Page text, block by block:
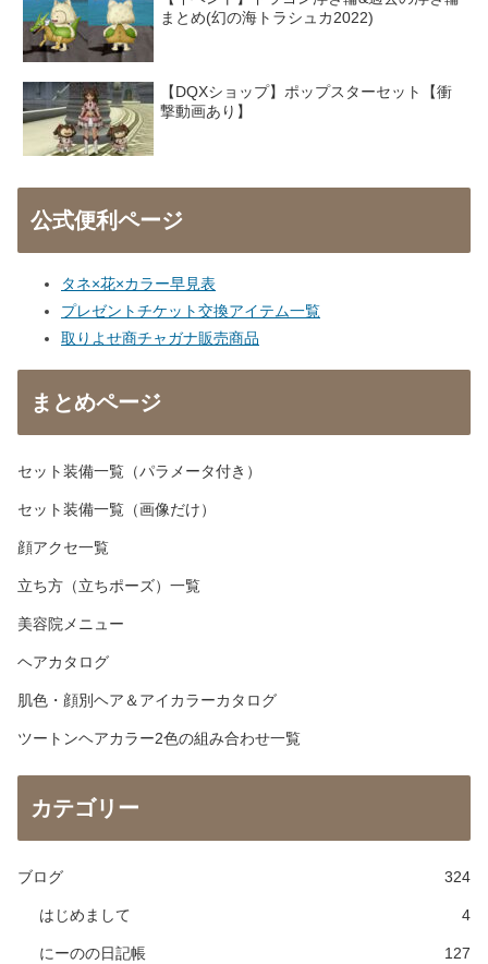
まとめ(幻の海トラシュカ2022)
【DQXショップ】ポップスターセット【衝
撃動画あり】
公式便利ページ
タネ×花×カラー早見表
プレゼントチケット交換アイテム一覧
取りよせ商チャガナ販売商品
まとめページ
セット装備一覧（パラメータ付き）
セット装備一覧（画像だけ）
顔アクセ一覧
立ち方（立ちポーズ）一覧
美容院メニュー
ヘアカタログ
肌色・顔別ヘア＆アイカラーカタログ
ツートンヘアカラー2色の組み合わせ一覧
カテゴリー
ブログ 324
はじめまして 4
にーのの日記帳 127